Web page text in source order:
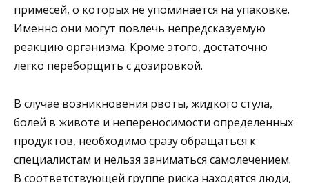
примесей, о которых не упоминается на упаковке.
Именно они могут повлечь непредсказуемую
реакцию организма. Кроме этого, достаточно
легко переборщить с дозировкой.
В случае возникновения рвоты, жидкого стула,
болей в животе и непереносимости определенных
продуктов, необходимо сразу обращаться к
специалистам и нельзя заниматься самолечением.
В соответствующей группе риска находятся люди,